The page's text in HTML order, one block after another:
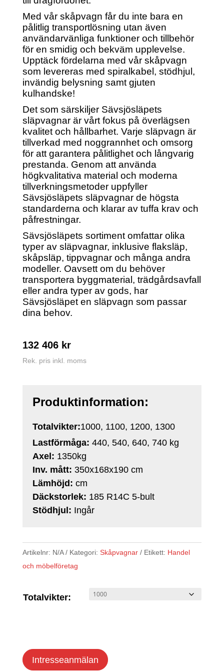
Med vår skåpvagn får du inte bara en
pålitlig transportlösning utan även
användarvänliga funktioner och tillbehör
för en smidig och bekväm upplevelse.
Upptäck fördelarna med vår skåpvagn
som levereras med spiralkabel, stödhjul,
invändig belysning samt gjuten
kulhandske!
Det som särskiljer Sävsjösläpets
släpvagnar är vårt fokus på överlägsen
kvalitet och hållbarhet. Varje släpvagn är
tillverkad med noggrannhet och omsorg
för att garantera pålitlighet och långvarig
prestanda. Genom att använda
högkvalitativa material och moderna
tillverkningsmetoder uppfyller
Sävsjösläpets släpvagnar de högsta
standarderna och klarar av tuffa krav och
påfrestningar.
Sävsjösläpets sortiment omfattar olika
typer av släpvagnar, inklusive flaksläp,
skåpsläp, tippvagnar och många andra
modeller. Oavsett om du behöver
transportera byggmaterial, trädgårdsavfall
eller andra typer av gods, har
Sävsjösläpet en släpvagn som passar
dina behov.
132 406 kr
Rek. pris inkl. moms
Produktinformation:
Totalvikter:1000, 1100, 1200, 1300
Lastförmåga: 440, 540, 640, 740 kg
Axel: 1350kg
Inv. mått: 350x168x190 cm
Lämhöjd: cm
Däckstorlek: 185 R14C 5-bult
Stödhjul: Ingår
Artikelnr: N/A Kategori: Skåpvagnar Etikett: Handel
och möbelföretag
Totalvikter:
Intresseanmälan